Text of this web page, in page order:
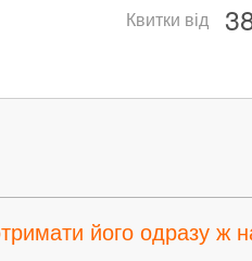
Квитки від
його одразу ж